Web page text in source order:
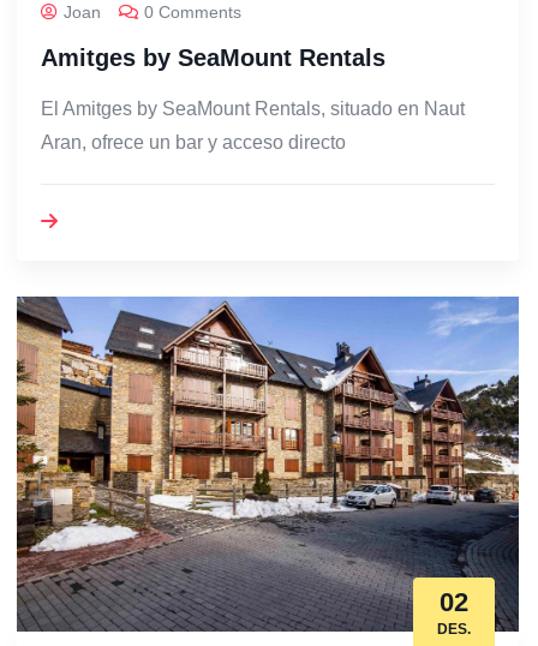
Joan 0 Comments
Amitges by SeaMount Rentals
El Amitges by SeaMount Rentals, situado en Naut
Aran, ofrece un bar y acceso directo
02
DES.